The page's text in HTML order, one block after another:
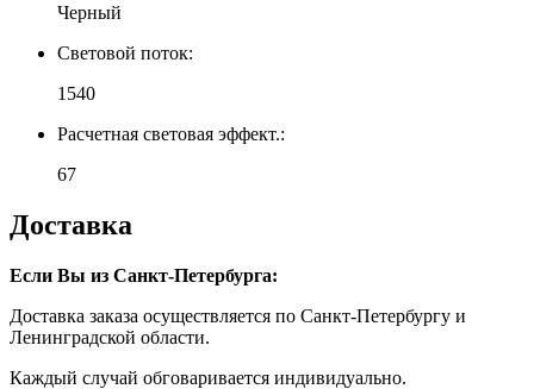
Черный
Световой поток:
1540
Расчетная световая эффект.:
67
Доставка
Если Вы из Санкт-Петербурга:
Доставка заказа осуществляется по Санкт-Петербургу и
Ленинградской области.
Каждый случай обговаривается индивидуально.